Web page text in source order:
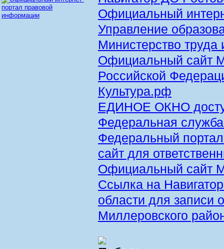
Официальный
Управление
Министерство труда
Официальный сайт
Российской
Культура.рф
ЕДИНОЕ ОКНО
Федеральная
Федеральный
сайт для
Официальный сайт
Ссылка на
области для
Миллеровского